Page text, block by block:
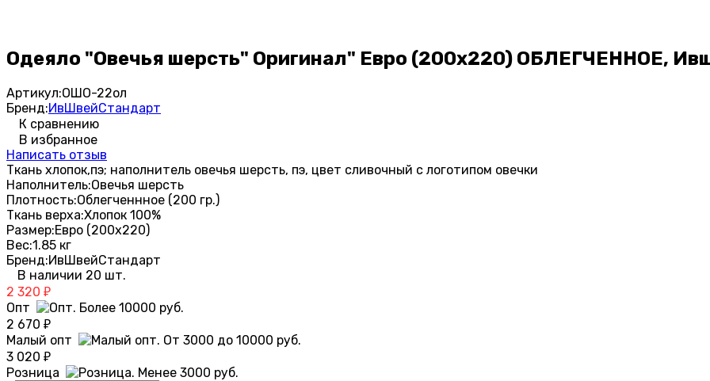
Одеяло "Овечья шерсть" Оригинал" Евро (200х220) ОБЛЕГЧЕННОЕ,
Артикул:ОШО-22ол
Бренд:ИвШвейСтандарт
К сравнению
В избранное
Написать отзыв
Ткань хлопок,пэ; наполнитель овечья шерсть, пэ, цвет сливочный с логотипом овечки
Наполнитель:Овечья шерсть
Плотность:Облегченнное (200 гр.)
Ткань верха:Хлопок 100%
Размер:Евро (200х220)
Вес:1.85 кг
Бренд:ИвШвейСтандарт
В наличии 20 шт.
2 320 ₽
Опт
2 670 ₽
Малый опт
3 020 ₽
Розница